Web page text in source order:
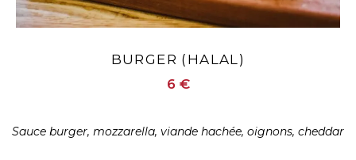
BURGER (HALAL)
6 €
Sauce burger, mozzarella, viande hachée, oignons, cheddar